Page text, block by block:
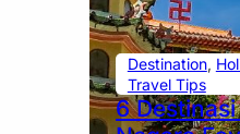
Destination,
Travel Tips
6